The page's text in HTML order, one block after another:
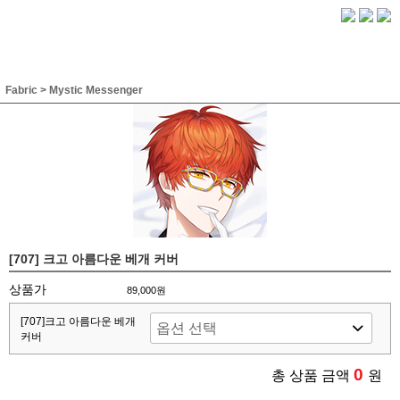
Fabric > Mystic Messenger
[707] 크고 아름다운 베개 커버
상품가 89,000원
[707]크고 아름다운 베개
커버
총 상품 금액 0 원